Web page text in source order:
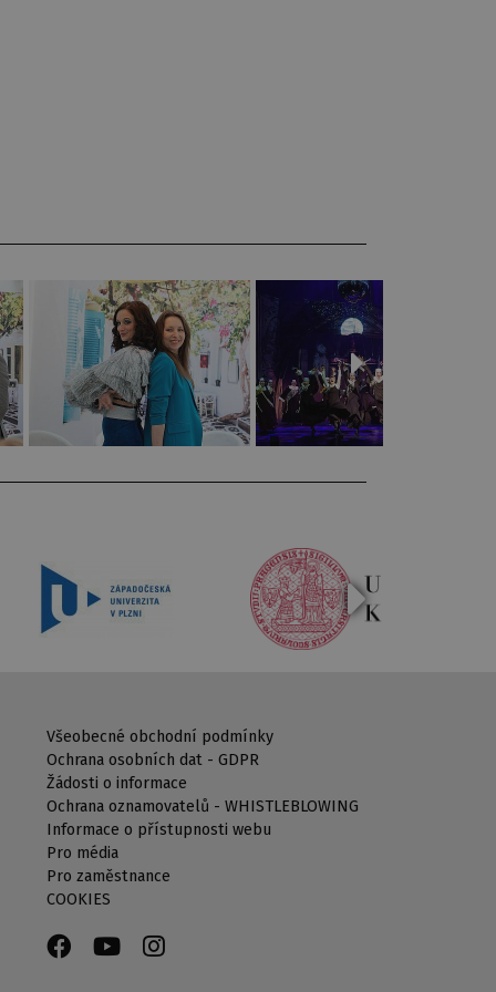
Všeobecné obchodní podmínky
Ochrana osobních dat - GDPR
Žádosti o informace
Ochrana oznamovatelů - WHISTLEBLOWING
Informace o přístupnosti webu
Pro média
Pro zaměstnance
COOKIES